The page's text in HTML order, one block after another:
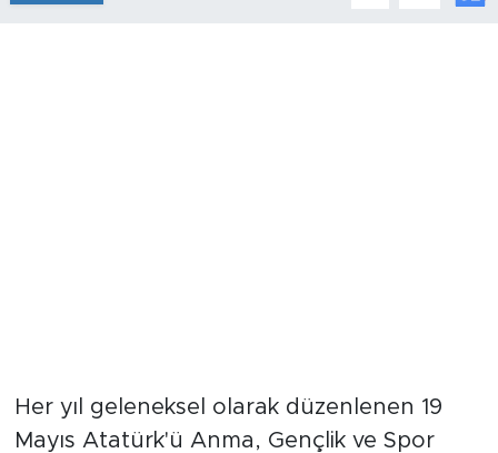
Her yıl geleneksel olarak düzenlenen 19
Mayıs Atatürk'ü Anma, Gençlik ve Spor